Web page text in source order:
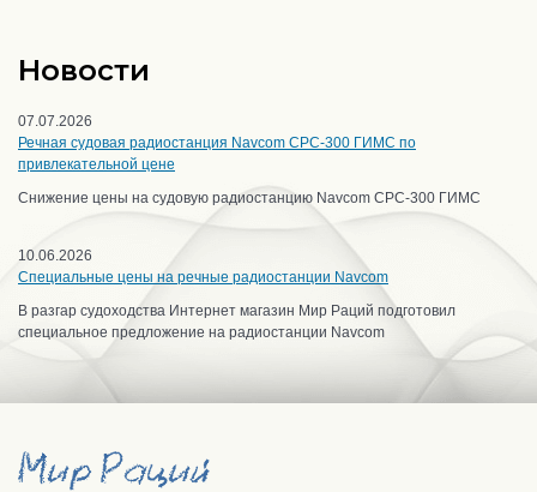
Новости
07.07.2026
Речная судовая радиостанция Navcom CPC-300 ГИМС по
привлекательной цене
Снижение цены на судовую радиостанцию Navcom CPC-300 ГИМС
10.06.2026
Специальные цены на речные радиостанции Navcom
В разгар судоходства Интернет магазин Мир Раций подготовил
специальное предложение на радиостанции Navcom